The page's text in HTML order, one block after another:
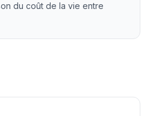
du coût de la vie entre